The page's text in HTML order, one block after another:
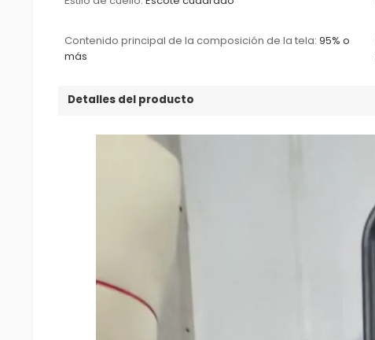
Contenido principal de la composición de la tela: 95% o
más
Detalles del producto